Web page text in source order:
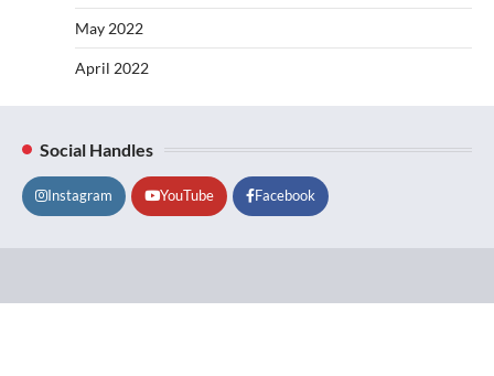
May 2022
April 2022
Social Handles
Instagram YouTube Facebook